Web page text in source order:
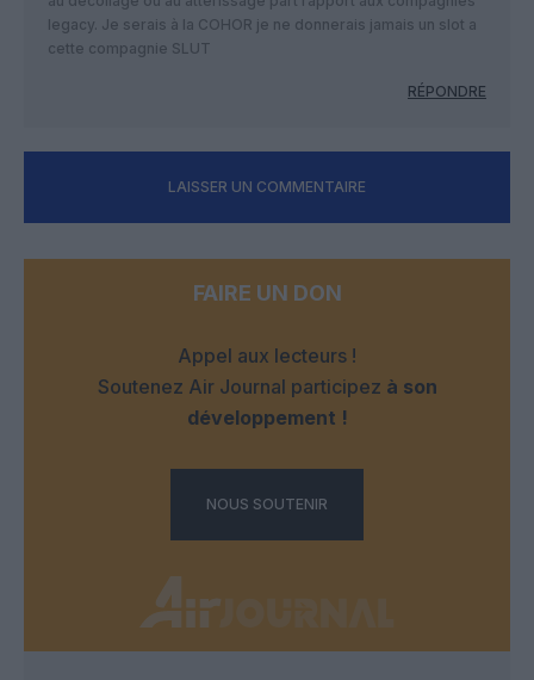
legacy. Je serais à la COHOR je ne donnerais jamais un slot a
cette compagnie SLUT
RÉPONDRE
LAISSER UN COMMENTAIRE
FAIRE UN DON
Appel aux lecteurs !
Soutenez Air Journal participez à son
développement !
NOUS SOUTENIR